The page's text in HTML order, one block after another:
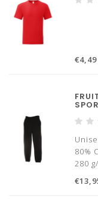
€4,49
80%
280